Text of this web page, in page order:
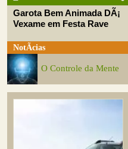
Garota Bem Animada DÃ¡
Vexame em Festa Rave
NotÃ­cias
O Controle da Mente